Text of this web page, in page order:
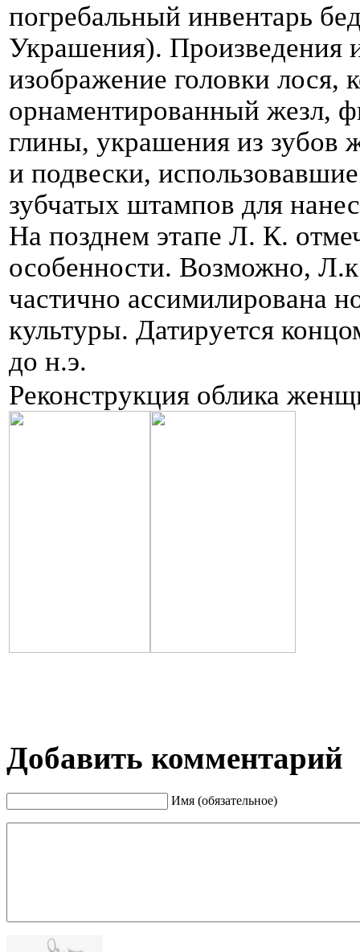
погребальный инвентарь
Украшения). Произведения
изображение головки лося,
орнаментированный жезл,
глины, украшения из зубов
и подвески,
зубчатых штампов для
На позднем этапе Л. К.
особенности. Возможно,
частично ассимилирована
культуры. Датируется
до н.э.
Реконструкция облика
Добавить комментарий
Имя (обязательное)